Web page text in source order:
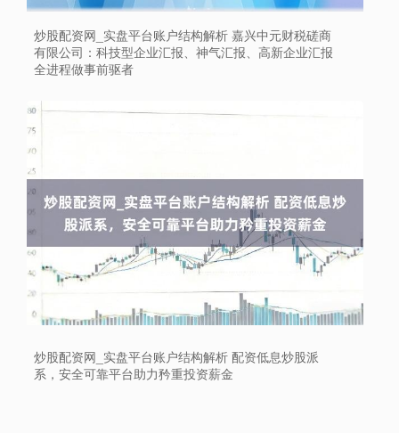
炒股配资网_实盘平台账户结构解析 嘉兴中元财税磋商
有限公司：科技型企业汇报、神气汇报、高新企业汇报
全进程做事前驱者
炒股配资网_实盘平台账户结构解析 配资低息炒股派
系，安全可靠平台助力矜重投资薪金